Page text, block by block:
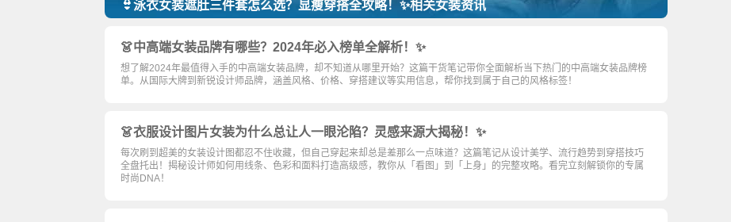
👙泳衣女装遮肚三件套怎么选？显瘦穿搭全攻略！✨相关女装资讯
👗中高端女装品牌有哪些？2024年必入榜单全解析！✨
想了解2024年最值得入手的中高端女装品牌，却不知道从哪里开始？这篇干货笔记带你全面解析当下热门的中高端女装品牌榜
单。从国际大牌到新锐设计师品牌，涵盖风格、价格、穿搭建议等实用信息，帮你找到属于自己的风格标签！
👗衣服设计图片女装为什么总让人一眼沦陷？灵感来源大揭秘！✨
每次刷到超美的女装设计图都忍不住收藏，但自己穿起来却总是差那么一点味道？这篇笔记从设计美学、流行趋势到穿搭技巧
全盘托出！揭秘设计师如何用线条、色彩和面料打造高级感，教你从「看图」到「上身」的完整攻略。看完立刻解锁你的专属
时尚DNA！